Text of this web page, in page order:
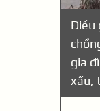
Điều
gia
xấu,